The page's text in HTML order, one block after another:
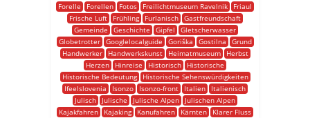
Forelle
Forellen Fotos Freilichtmuseum Ravelnik
Friaul
Frische Luft
Frühling Furlanisch Gastfreundschaft
Gemeinde
Geschichte Gipfel
Gletscherwasser
Globetrotter
Googlelocalguide Goriška Gostilna
Grund
Handwerker
Handwerkskunst Heimatmuseum
Herbst
Herzen
Hinreise Historisch
Historische
Historische Bedeutung
Historische Sehenswürdigkeiten
Ifeelslovenia
Isonzo Isonzo-front Italien
Italienisch
Julisch
Julische Julische Alpen
Julischen Alpen
Kajakfahren
Kajaking Kanufahren Kärnten
Klarer Fluss